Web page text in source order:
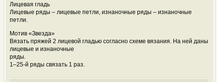
Лицевая гладь
Лицевые ряды – лицевые петли, изнаночные ряды – изнаночные
петли.
Мотив «Звезда»
Вязать пряжей 2 лицевой гладью согласно схеме вязания. На ней даны
лицевые и изнаночные
ряды.
1–25-й ряды связать 1 раз.